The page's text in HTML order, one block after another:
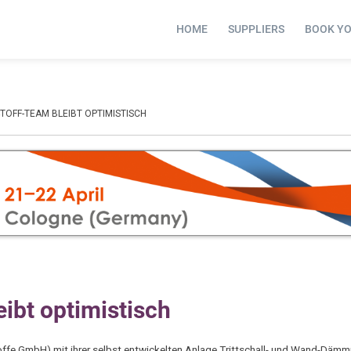
HOME SUPPLIERS BOOK
TEAM BLEIBT OPTIMISTISCH
optimistisch